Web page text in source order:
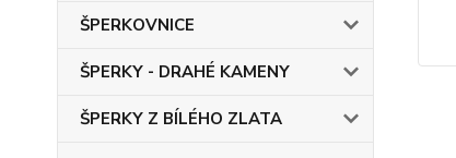
ŠPERKOVNICE
ŠPERKY - DRAHÉ KAMENY
ŠPERKY Z BÍLÉHO ZLATA